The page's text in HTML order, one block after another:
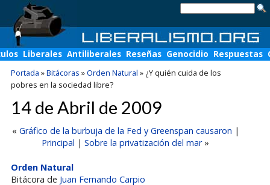
Liberales Antiliberales Reseñas Genocidio Respuestas
Portada »Bitácoras »Orden Natural » ¿Y quién cuida de los
pobres en la sociedad libre?
14 de Abril de 2009
« Gráfico de la burbuja de la Fed y Greenspan causaron |
Principal |Sobre la privatización del mar»
Orden Natural
Bitácora de Juan Fernando Carpio